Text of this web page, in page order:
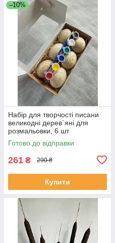
–10%
Набір для творчості писани
великодні дерев`яні для
розмальовки, 6 шт
Готово до відправки
261 ₴ 290 ₴
Купити